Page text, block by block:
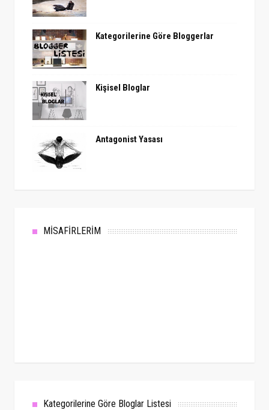
Kategorilerine Göre Bloggerlar
Kişisel Bloglar
Antagonist Yasası
MİSAFİRLERİM
Kategorilerine Göre Bloglar Listesi